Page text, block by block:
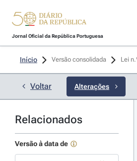
Jornal Oficial da República Portuguesa
Início Versão consolidada Lei
Voltar Alterações
Relacionados
Versão à data de